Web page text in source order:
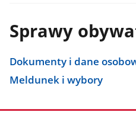
Sprawy
Dokumenty i dane
Meldunek i wybory